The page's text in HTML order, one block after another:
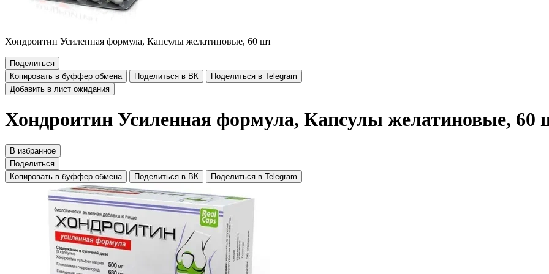
Хондроитин Усиленная формула, Капсулы желатиновые, 60 шт
Поделиться
Копировать в буффер обмена
Поделиться в ВК
Поделиться в Telegram
Добавить в лист ожидания
Хондроитин Усиленная формула, Капсулы желатиновые, 60
В избранное
Поделиться
Копировать в буффер обмена
Поделиться в ВК Поделиться в Telegram